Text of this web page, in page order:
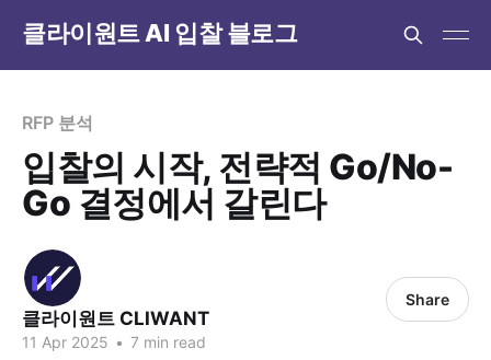
클라이원트 AI 입찰 블로그
RFP 분석
입찰의 시작, 전략적 Go/No-
Go 결정에서 갈린다
클라이원트 CLIWANT
11 Apr 2025 • 7 min read
Share